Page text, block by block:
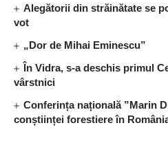
Alegătorii din străinătate se
vot
„Dor de Mihai Eminescu”
În Vidra, s-a deschis primul
vârstnici
Conferința națională ”Marin
conștiinței forestiere în